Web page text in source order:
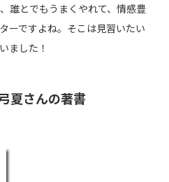
誰とでもうまくやれて、情感豊
ーですよね。そこは見習いたい
ました！
夏さんの著書